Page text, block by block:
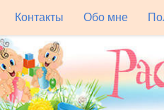
Контакты Обо мне